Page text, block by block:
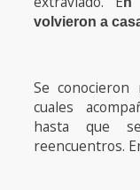
volvieron a
Se
cuales
hasta que
reencuentros.